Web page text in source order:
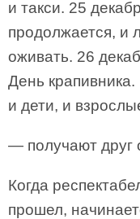
и такси. 25
продолжается, и
оживать. 26
День
и дети, и
— получают друг
Когда
прошел,